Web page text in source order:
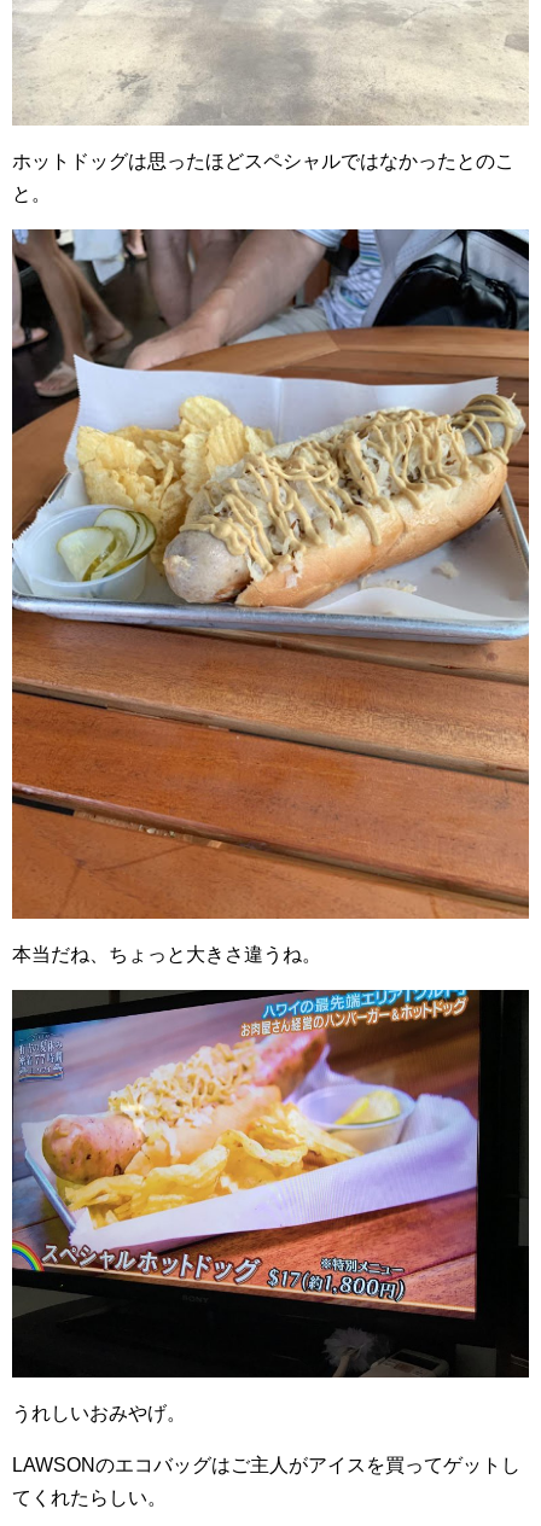
ホットドッグは思ったほどスペシャルではなかったとのこ
と。
本当だね、ちょっと大きさ違うね。
うれしいおみやげ。
LAWSONのエコバッグはご主人がアイスを買ってゲットし
てくれたらしい。